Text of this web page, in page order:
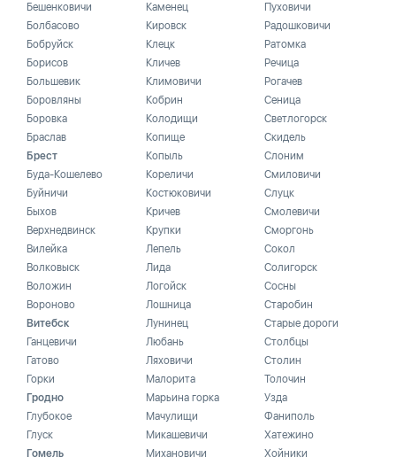
Бешенковичи
Болбасово
Бобруйск
Борисов
Большевик
Боровляны
Боровка
Браслав
Брест
Буда-Кошелево
Буйничи
Быхов
Верхнедвинск
Вилейка
Волковыск
Воложин
Вороново
Витебск
Ганцевичи
Гатово
Горки
Гродно
Глубокое
Глуск
Гомель
Каменец
Кировск
Клецк
Кличев
Климовичи
Кобрин
Колодищи
Копище
Копыль
Кореличи
Костюковичи
Кричев
Крупки
Лепель
Лида
Логойск
Лошница
Лунинец
Любань
Ляховичи
Малорита
Марьина горка
Мачулищи
Микашевичи
Михановичи
Пуховичи
Радошковичи
Ратомка
Речица
Рогачев
Сеница
Светлогорск
Скидель
Слоним
Смиловичи
Слуцк
Смолевичи
Сморгонь
Сокол
Солигорск
Сосны
Старобин
Старые дороги
Столбцы
Столин
Толочин
Узда
Фаниполь
Хатежино
Хойники